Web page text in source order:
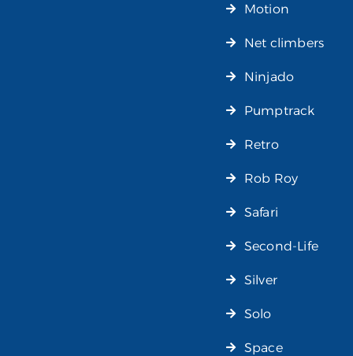
Motion
Net climbers
Ninjado
Pumptrack
Retro
Rob Roy
Safari
Second-Life
Silver
Solo
Space